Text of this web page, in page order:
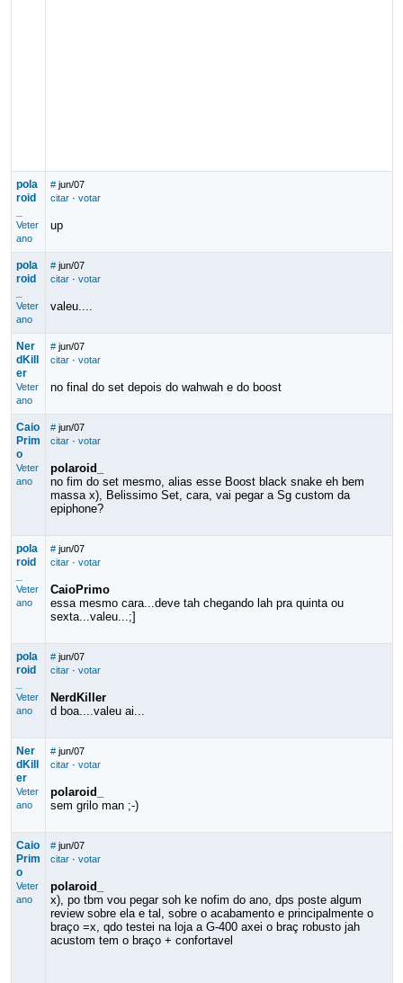
pola
roid
Veter
ano
# jun/07
citar· votar
up
pola
roid
Veter
ano
# jun/07
citar· votar
valeu....
Ner
dKill
er
Veter
ano
# jun/07
citar· votar
no final do set depois do wahwah e do boost
Caio
Prim
o
Veter
ano
# jun/07
citar· votar
polaroid_
no fim do set mesmo, alias esse Boost black snake eh bem
massa x), Belissimo Set, cara, vai pegar a Sg custom da
epiphone?
pola
roid
Veter
ano
# jun/07
citar· votar
CaioPrimo
essa mesmo cara...deve tah chegando lah pra quinta ou
sexta...valeu...;]
pola
roid
Veter
ano
# jun/07
citar· votar
NerdKiller
d boa....valeu ai...
Ner
dKill
er
Veter
ano
# jun/07
citar· votar
polaroid_
sem grilo man ;-)
Caio
Prim
o
Veter
ano
# jun/07
citar· votar
polaroid_
x), po tbm vou pegar soh ke nofim do ano, dps poste algum
review sobre ela e tal, sobre o acabamento e principalmente o
braço =x, qdo testei na loja a G-400 axei o braç robusto jah
acustom tem o braço + confortavel